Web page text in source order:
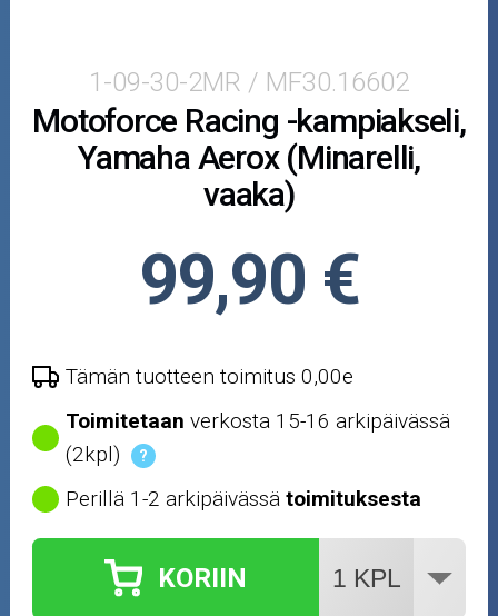
Ajovarusteet
Nastarenkaat
Öljyt ja kemikaalit
Outlet-tuotteet
1-09-30-2MR / MF30.16602
Motoforce Racing -kampiakseli,
Yamaha Aerox (Minarelli,
vaaka)
99,90 €
Tämän tuotteen toimitus 0,00e
Toimitetaan verkosta 15-16 arkipäivässä
(2kpl)
?
Perillä 1-2 arkipäivässätoimituksesta
KORIIN